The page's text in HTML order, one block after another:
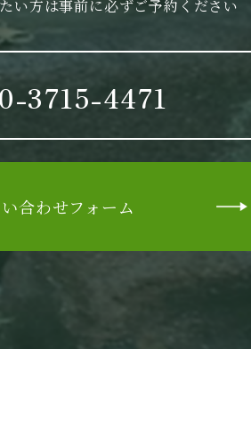
い方は事前に必ずご予約ください
3715-4471
合わせフォーム